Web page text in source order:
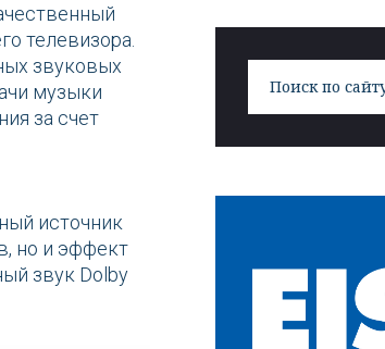
телевизора.
звуковых
музыки
за счет
источник
но и эффект
звук Dolby